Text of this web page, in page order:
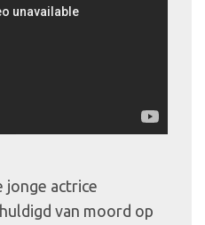
jonge actrice
van moord op